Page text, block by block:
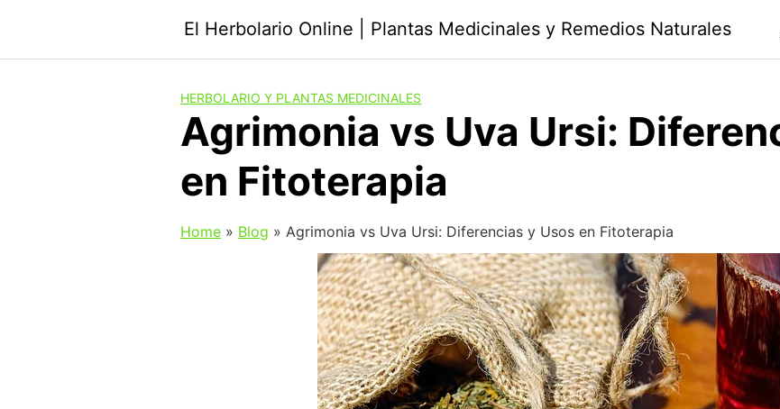
El Herbolario Online | Plantas Medicinales y Remedios Naturales
HERBOLARIO Y PLANTAS MEDICINALES
Agrimonia vs Uva Ursi:
en Fitoterapia
Home » Blog » Agrimonia vs Uva Ursi: Diferencias y Usos en Fitoterapia